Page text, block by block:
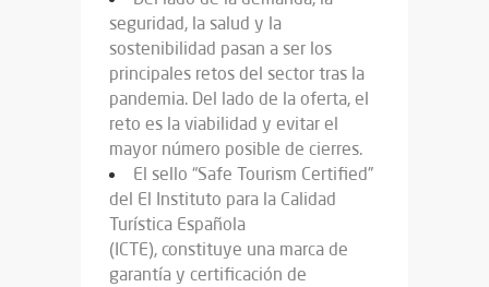
seguridad, la salud y la
sostenibilidad pasan a ser los
principales retos del sector tras la
pandemia. Del lado de la oferta, el
reto es la viabilidad y evitar el
mayor número posible de cierres.
El sello “Safe Tourism Certified”
del El Instituto para la Calidad
Turística Española
(ICTE), constituye una marca de
garantía y certificación de